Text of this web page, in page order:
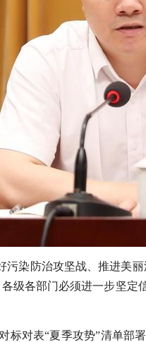
污染防治攻坚战、推进美
级各部门必须进一步坚
标对表“夏季攻势”清单部